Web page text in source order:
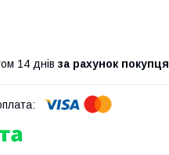
14 днів за рахунок покупця